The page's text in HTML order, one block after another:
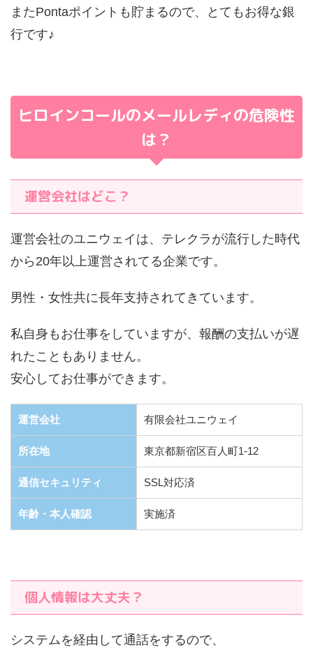
またPontaポイントも貯まるので、とてもお得な銀
行です♪
ヒロインコールのメールレディの危険性
は？
運営会社はどこ？
運営会社のユニウェイは、テレクラが流行した時代
から20年以上運営されてる企業です。
男性・女性共に長年支持されてきています。
私自身もお仕事をしていますが、報酬の支払いが遅
れたこともありません。
安心してお仕事ができます。
運営会社 有限会社ユニウェイ
所在地 東京都新宿区百人町1-12
通信セキュリティ SSL対応済
年齢・本人確認 実施済
個人情報は大丈夫？
システムを経由して通話をするので、